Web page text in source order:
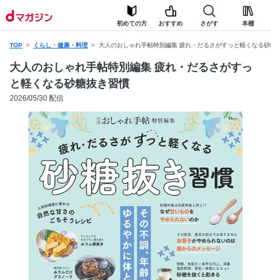
初めての方 おすすめ さがす 本棚
TOP くらし・健康・料理 大人のおしゃれ手帖特別編集 疲れ・だるさがすっと軽くなる
大人のおしゃれ手帖特別編集 疲れ・だるさがすっ
と軽くなる砂糖抜き習慣
2026/05/30 配信